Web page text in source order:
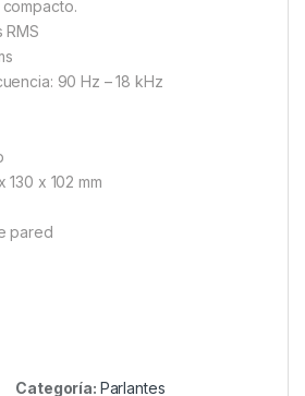
RMS
90 Hz – 18 kHz
130 x 102 mm
pared
Categoría: Parlantes